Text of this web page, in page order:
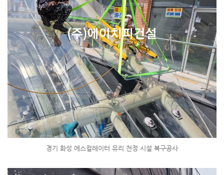
경기 화성 에스컬레이터 유리 천정 시설 복구공사